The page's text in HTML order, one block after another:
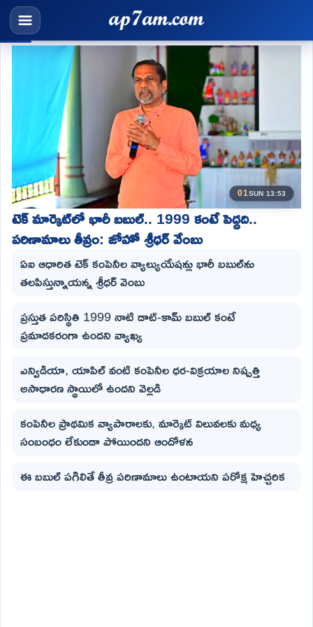
01SUN 13:53
టెక్ మార్కెట్‌లో భారీ బబుల్.. 1999 కంటే పెద్దది..
పరిణామాలు తీవ్రం: జోహో శ్రీధర్ వేంబు
ఏఐ ఆధారిత టెక్ కంపెనీల వ్యాల్యుయేషన్లు భారీ బబుల్‌ను
తలపిస్తున్నాయన్న‌ శ్రీధర్ వెంబు
ప్రస్తుత పరిస్థితి 1999 నాటి డాట్-కామ్ బబుల్ కంటే
ప్రమాదకరంగా ఉందని వ్యాఖ్య‌
ఎన్విడియా, యాపిల్ వంటి కంపెనీల ధర-విక్రయాల నిష్పత్తి
అసాధారణ స్థాయిలో ఉందని వెల్ల‌డి
కంపెనీల ప్రాథమిక వ్యాపారాలకు, మార్కెట్ విలువలకు మధ్య
సంబంధం లేకుండా పోయిందని ఆందోళన
ఈ బబుల్ పగిలితే తీవ్ర పరిణామాలు ఉంటాయని పరోక్ష హెచ్చ‌రిక‌